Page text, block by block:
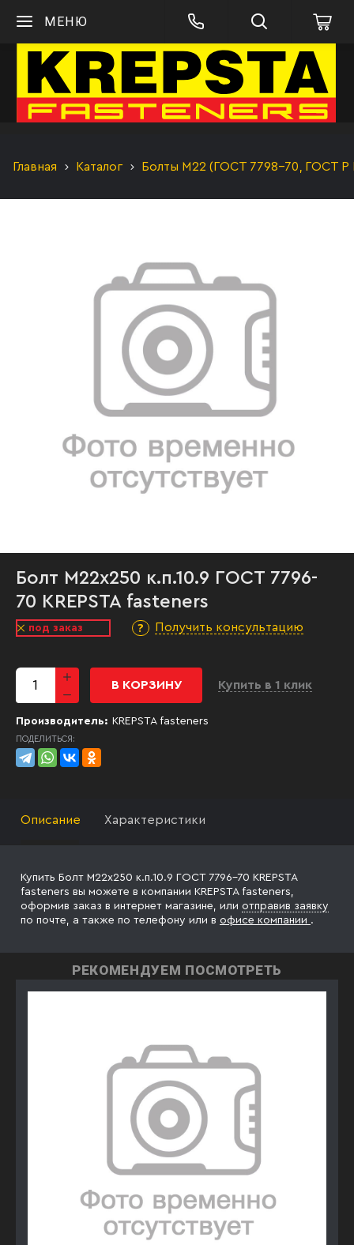
МЕНЮ
Главная Каталог Болты М22 (ГОСТ 7798-70, ГОСТ Р
Болт М22х250 к.п.10.9 ГОСТ 7796-
70 KREPSTA fasteners
под заказ Получить консультацию
В КОРЗИНУ Купить в 1 клик
Производитель: KREPSTA fasteners
ПОДЕЛИТЬСЯ:
Описание Характеристики
Купить Болт М22х250 к.п.10.9 ГОСТ 7796-70 KREPSTA
fasteners вы можете в компании KREPSTA fasteners,
оформив заказ в интернет магазине, или отправив заявку
по почте, а также по телефону или в офисе компании .
РЕКОМЕНДУЕМ ПОСМОТРЕТЬ